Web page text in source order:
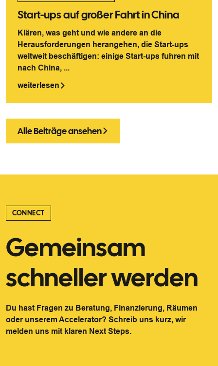
Start-ups auf großer Fahrt in China
Klären, was geht und wie andere an die
Herausforderungen herangehen, die Start-ups
weltweit beschäftigen: einige Start-ups fuhren mit
nach China, ...
weiterlesen
Alle Beiträge ansehen
CONNECT
Gemeinsam
schneller werden
Du hast Fragen zu Beratung, Finanzierung, Räumen
oder unserem Accelerator? Schreib uns kurz, wir
melden uns mit klaren Next Steps.